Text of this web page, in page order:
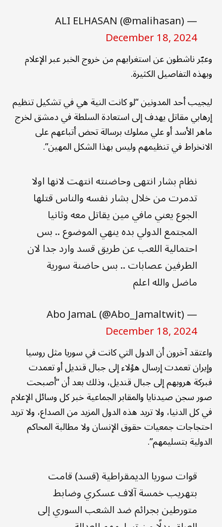
— ALI ELHASAN (@malihasan)
December 18, 2024
وعبّر ناشطون عن استغرابهم من خروج الخبر عبر الإعلام
وبهذه التفاصيل الكثيرة.
ليجيب أحد المدونين “لو كانت النية هي في تشكيل تنظيم
إرهابي مقاتل يهدف إلى استعادة السلطة في دمشق لخرج
ماهر الأسد أو علي مملوك برسالة تحض أتباعهم على
الانخراط في تنظيمهم وليس بهذا الشكل المهين”.
نظام بشار انتهى وحاضنته انتهت لانها اولا
تدمرت من خلال بشار نفسه والناس قتلها
الجوع يعني مافي مين يقاتل معه وثانيا
المجتمع الدولي بده ينهي الموضوع .. بس
احتمالية اللعب عن طريق قسد وارد جدا لان
الطرفين عصابات .. بس حاضنة سورية
ماضل والله اعلم
— Abo JamaL (@Abo_Jamaltwit)
December 18, 2024
واعتقد آخرون أن الدول التي كانت في سوريا مثل روسيا
وإيران تعمدت إرسال هؤلاء إلى جبال قنديل أو تعمدت
فبركة هروبهم إلى جبال قنديل، وذلك بعد أن “أصبحت
صور سجن صيدنايا والمقابر الجماعية خبر كل وسائل الإعلام
في كل الدنيا، ولا تريد هذه الدول المزيد من الصداع، ولا تريد
احتجاجات جمعيات حقوق الإنسان ولا مطالبة المحاكم
الدولية بتسليمهم”.
قوات سوريا الديمقراطية (قسد) قامت
بتهريب خمسة آلاف عسكري وضابط
متورطين بجرائم ضد الشعب السوري إلى